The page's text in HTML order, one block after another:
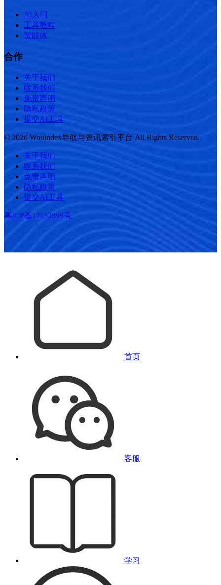
AI入门
工具教程
智能体
合作
关于我们
联系我们
免责声明
隐私政策
提交AI工具
© 2026 Wooindex导航与资讯索引平台 All Rights Reserved.
关于我们
联系我们
免责声明
隐私政策
提交AI工具
粤ICP备17152899号
首页
客服
学习